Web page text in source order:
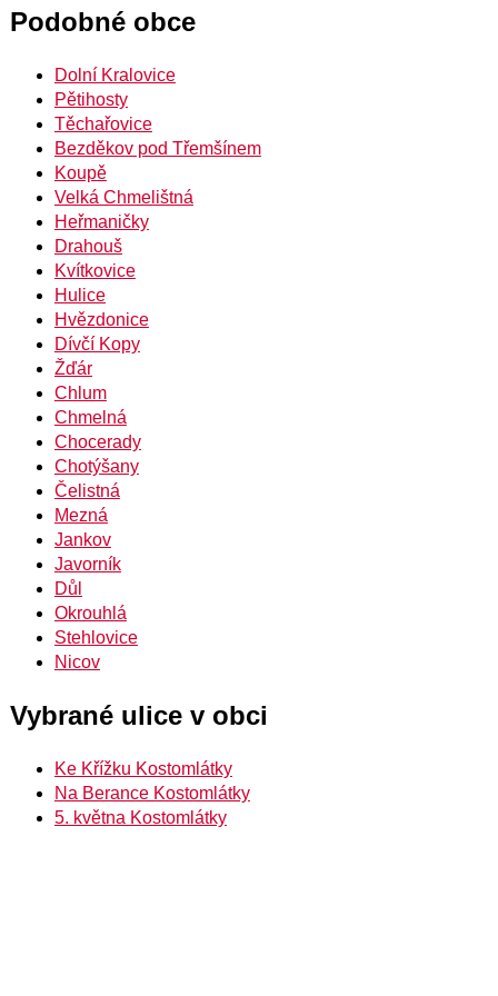
Podobné obce
Dolní Kralovice
Pětihosty
Těchařovice
Bezděkov pod Třemšínem
Koupě
Velká Chmelištná
Heřmaničky
Drahouš
Kvítkovice
Hulice
Hvězdonice
Dívčí Kopy
Žďár
Chlum
Chmelná
Chocerady
Chotýšany
Čelistná
Mezná
Jankov
Javorník
Důl
Okrouhlá
Stehlovice
Nicov
Vybrané ulice v obci
Ke Křížku Kostomlátky
Na Berance Kostomlátky
5. května Kostomlátky